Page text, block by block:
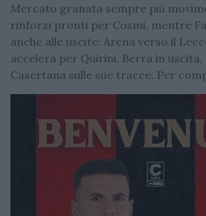
Mercato granata sempre più
rinforzi pronti per Cosmi, mentre
anche alle uscite: Arena verso il
accelera per Quirini. Berra in uscita,
Casertana sulle sue tracce. Per